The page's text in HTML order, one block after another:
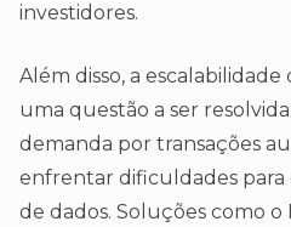
investidores.
Além disso, a
uma questão a ser
demanda por transações
enfrentar dificuldades
de dados. Soluções como